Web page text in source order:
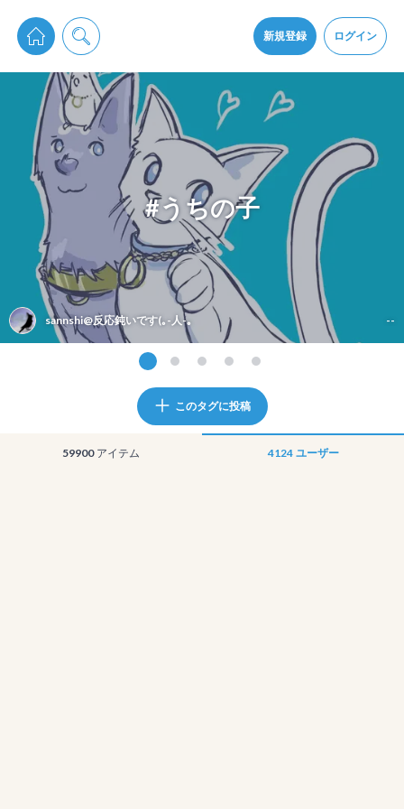
新規登録 ログイン
pixiv Sketchは2024年5月28日付で プライパシーポリシーを改定しました。
通知を受け取るにはここをクリックします
pixiv Sketchアプリでさらに快適に！
アプリをインストール
#うちの子
sannshi@反応鈍いです(｡-人-｡ --
このタグに投稿
59900 アイテム 4124 ユーザー